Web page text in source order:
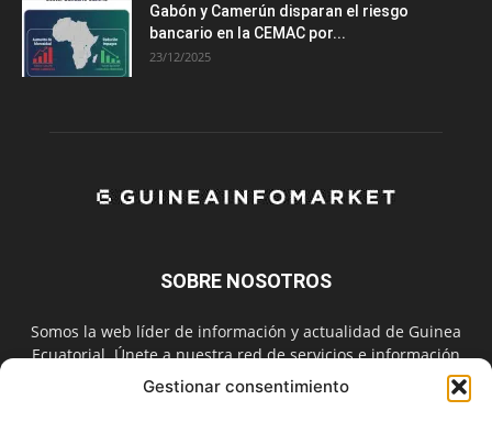
Gestionar consentimiento
Gabón y Camerún disparan el riesgo
bancario en la CEMAC por...
23/12/2025
SOBRE NOSOTROS
Somos la web líder de información y actualidad de Guinea
Ecuatorial. Únete a nuestra red de servicios e información
digital también en las redes sociales.